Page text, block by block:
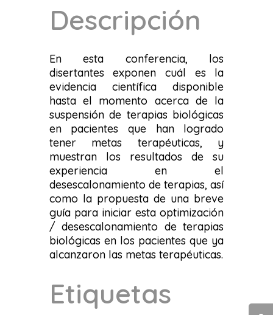
Descripción
En esta conferencia, los
disertantes exponen cuál es la
evidencia científica disponible
hasta el momento acerca de la
suspensión de terapias biológicas
en pacientes que han logrado
tener metas terapéuticas, y
muestran los resultados de su
experiencia en el
desescalonamiento de terapias, así
como la propuesta de una breve
guía para iniciar esta optimización
/ desescalonamiento de terapias
biológicas en los pacientes que ya
alcanzaron las metas terapéuticas.
Etiquetas